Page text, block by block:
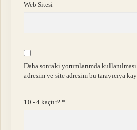
Web Sitesi
Daha sonraki yorumlarımda
adresim ve site adresim bu tarayıcıya
10 - 4 kaçtır?*